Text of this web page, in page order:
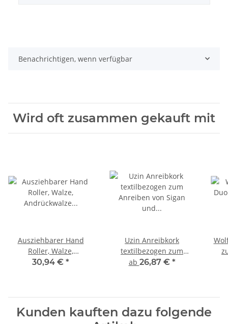
Benachrichtigen, wenn verfügbar
Wird oft zusammen gekauft mit
Ausziehbarer Hand
Roller, Walze,
Andrückwalze für Vinyl
30,94 € *
Uzin Anreibkork
textilbezogen zum
Anreiben von Sigan und
ab 26,87 € *
Kunden kauften dazu folgende